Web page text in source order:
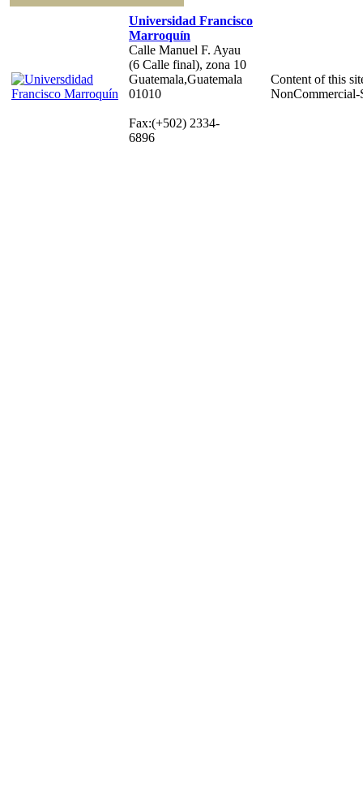
Universidad Francisco
Marroquín
Calle Manuel F. Ayau
(6 Calle final), zona 10
Guatemala,Guatemala
01010
Fax:(+502) 2334-
6896
Content of this
NonCommercial-